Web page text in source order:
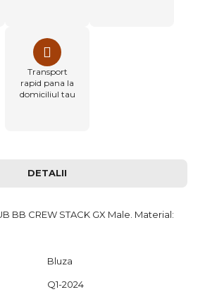
Transport
rapid pana la
domiciliul tau
DETALII
BB CREW STACK GX Male. Material:
Bluza
Q1-2024